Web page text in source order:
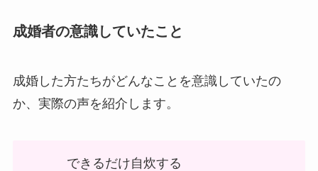
成婚者の意識していたこと
成婚した方たちがどんなことを意識していたの
か、実際の声を紹介します。
できるだけ自炊する